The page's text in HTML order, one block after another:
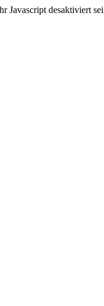
Javascript desaktiviert